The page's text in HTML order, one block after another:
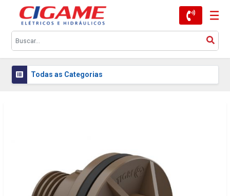
Todas as Categorias